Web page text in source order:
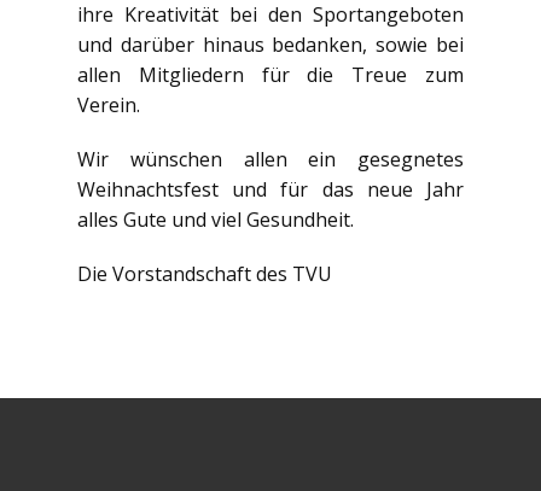
ihre Kreativität bei den Sportangeboten
und darüber hinaus bedanken, sowie bei
allen Mitgliedern für die Treue zum
Verein.
Wir wünschen allen ein gesegnetes
Weihnachtsfest und für das neue Jahr
alles Gute und viel Gesundheit.
Die Vorstandschaft des TVU